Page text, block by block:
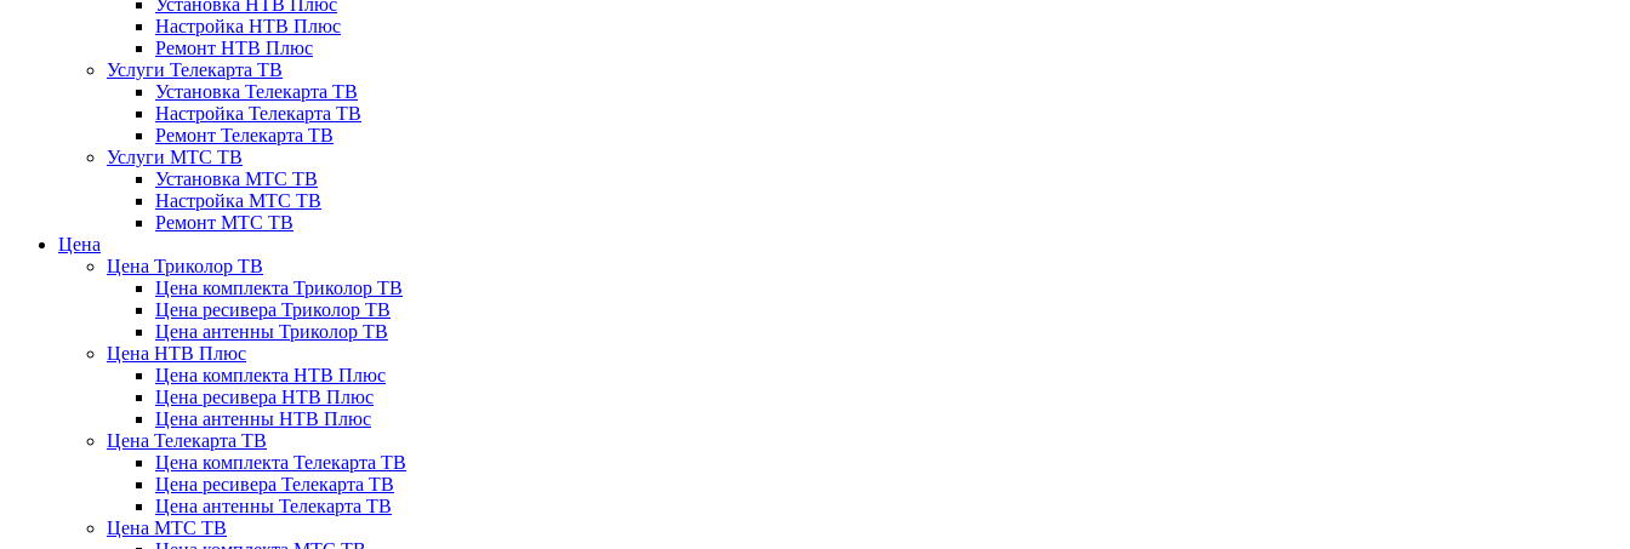
Установка НТВ Плюс
Настройка НТВ Плюс
Ремонт НТВ Плюс
Услуги Телекарта ТВ
Установка Телекарта ТВ
Настройка Телекарта ТВ
Ремонт Телекарта ТВ
Услуги МТС ТВ
Установка МТС ТВ
Настройка МТС ТВ
Ремонт МТС ТВ
Цена
Цена Триколор ТВ
Цена комплекта Триколор ТВ
Цена ресивера Триколор ТВ
Цена антенны Триколор ТВ
Цена НТВ Плюс
Цена комплекта НТВ Плюс
Цена ресивера НТВ Плюс
Цена антенны НТВ Плюс
Цена Телекарта ТВ
Цена комплекта Телекарта ТВ
Цена ресивера Телекарта ТВ
Цена антенны Телекарта ТВ
Цена МТС ТВ